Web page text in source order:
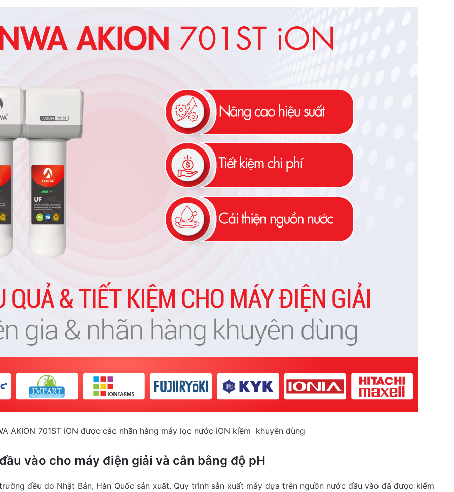
AKION 701ST iON được các nhãn hàng máy lọc nước iON kiềm khuyên dùng
vào cho máy điện giải và cân bằng độ pH
đều do Nhật Bản, Hàn Quốc sản xuất. Quy trình sản xuất máy dựa trên nguồn nước đầu vào đã được kiểm
0/5
Yes No